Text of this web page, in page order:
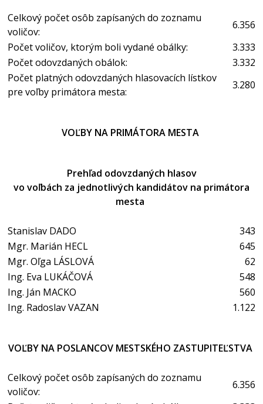
Celkový počet osôb zapísaných do zoznamu
voličov:
6.356
Počet voličov, ktorým boli vydané obálky:
3.333
Počet odovzdaných obálok:
3.332
Počet platných odovzdaných hlasovacích lístkov
pre voľby primátora mesta:
3.280
VOĽBY NA PRIMÁTORA MESTA
Prehľad odovzdaných hlasov
vo voľbách za jednotlivých kandidátov na primátora
mesta
Stanislav DADO
343
Mgr. Marián HECL
645
Mgr. Oľga LÁSLOVÁ
62
Ing. Eva LUKÁČOVÁ
548
Ing. Ján MACKO
560
Ing. Radoslav VAZAN
1.122
VOĽBY NA POSLANCOV MESTSKÉHO ZASTUPITEĽSTVA
Celkový počet osôb zapísaných do zoznamu
voličov:
6.356